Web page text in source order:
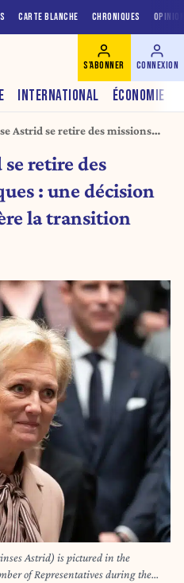
CARTE BLANCHE CHRONIQUES
INTERNATIONAL ÉCONOMIE
S'ABONNER CONNEXION
Astrid se retire des missions
transition royale
retire des
: une décision
la transition
Astrid) is pictured in the
of Representatives during the